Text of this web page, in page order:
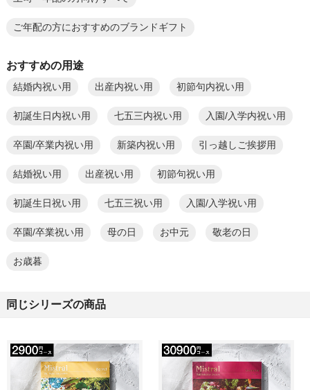
ご年配の方におすすめのブランドギフト
おすすめの用途
結婚内祝い用 出産内祝い用 初節句内祝い用
初誕生日内祝い用 七五三内祝い用 入園/入学内祝い用
卒園/卒業内祝い用 新築内祝い用 引っ越しご挨拶用
結婚祝い用 出産祝い用 初節句祝い用
初誕生日祝い用 七五三祝い用 入園/入学祝い用
卒園/卒業祝い用 母の日 お中元 敬老の日
お歳暮
同じシリーズの商品